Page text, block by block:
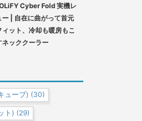
Cyber Fold 実機レ
ー | 自在に曲がって首元
ィット、冷却も暖房もこ
ネッククーラー
ューブ) (30)
ト) (29)